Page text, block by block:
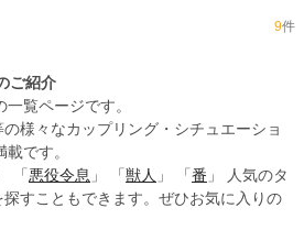
9件
ご紹介
覧ページです。
様々なカップリング・シチュエーショ
です。
」 「 悪役令息 」 「 獣人 」 「 番 」 人気のタ
すこともできます。ぜひお気に入りの